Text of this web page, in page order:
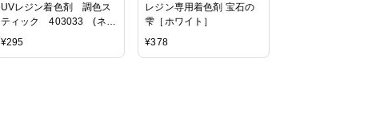
UVレジン着色剤 調色ス
ティック 403033 (ネコ
ポス可)
¥295
レジン専用着色剤 宝石の
雫［ホワイト］
¥378